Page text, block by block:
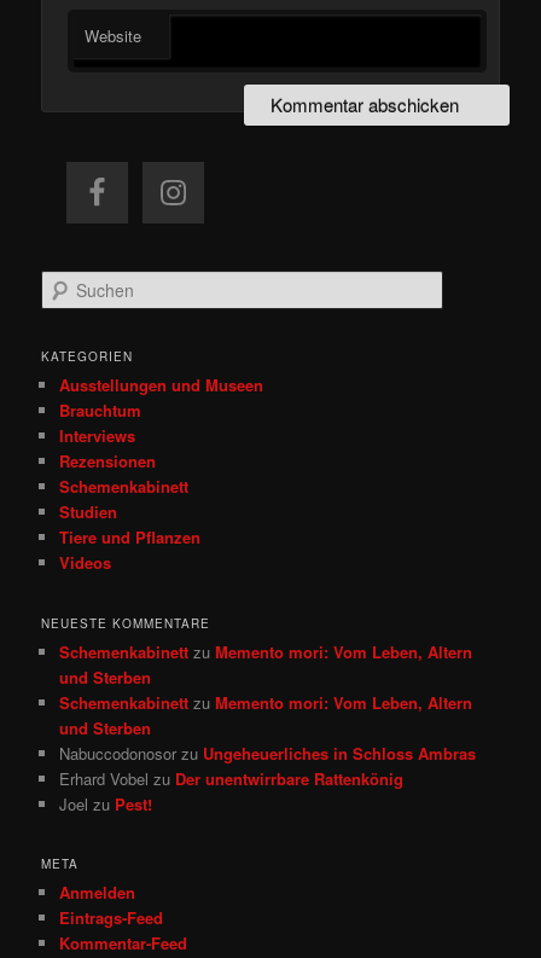
Website
u
h
KATEGORIEN
Ausstellungen und Museen
Brauchtum
Interviews
Rezensionen
Schemenkabinett
Studien
Tiere und Pflanzen
Videos
NEUESTE KOMMENTARE
Schemenkabinett zuMemento mori: Vom Leben, Altern
und Sterben
Schemenkabinett zuMemento mori: Vom Leben, Altern
und Sterben
Nabuccodonosor zu Ungeheuerliches in Schloss Ambras
Erhard Vobel zu Der unentwirrbare Rattenkönig
Joel zu Pest!
META
Anmelden
Eintrags-Feed
Kommentar-Feed